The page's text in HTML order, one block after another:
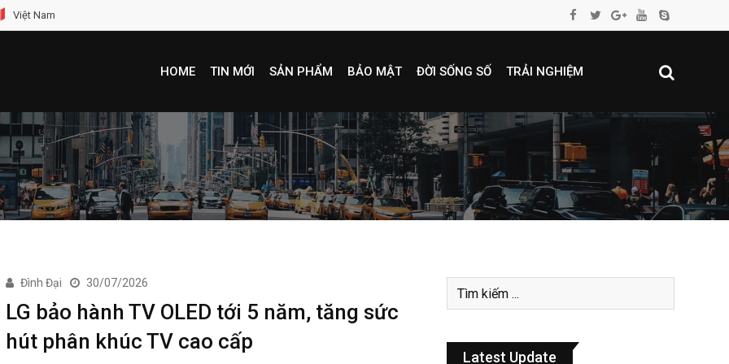
Việt Nam
HOME TIN MỚI SẢN PHẨM BẢO MẬT ĐỜI SỐNG SỐ TRẢI NGHIỆM
Đình Đại 30/07/2026
LG bảo hành TV OLED tới 5 năm, tăng sức
hút phân khúc TV cao cấp
Latest Update